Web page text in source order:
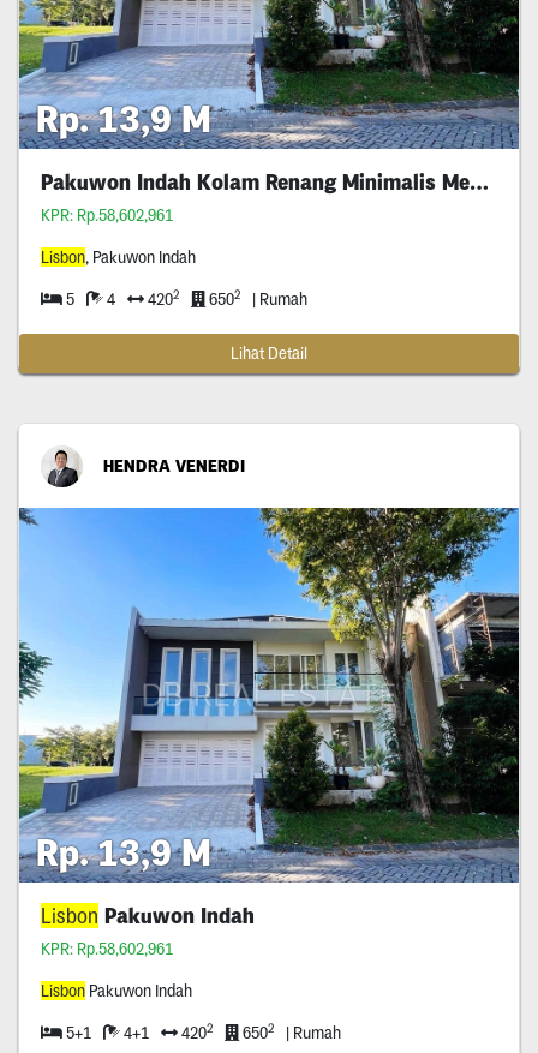
Rp. 13,9 M
Pakuwon Indah Kolam Renang Minimalis Mewah
KPR: Rp.58,602,961
Lisbon, Pakuwon Indah
5 4 4202 6502 | Rumah
Lihat Detail
HENDRA VENERDI
Rp. 13,9 M
Lisbon Pakuwon Indah
KPR: Rp.58,602,961
LisbonPakuwon Indah
5+1 4+1 4202 6502 | Rumah